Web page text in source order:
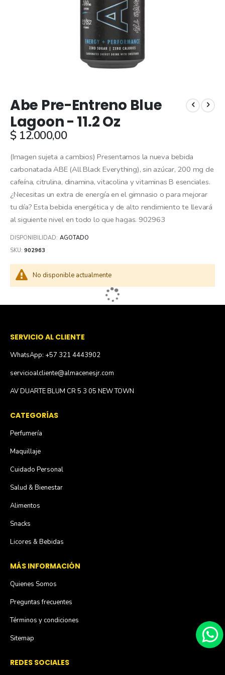
to
the
beginning
of
images
gallery
Abe Pre-Entreno Blue
Lagoon - 11.2 Oz
$ 12.000,00
(Imagen sujeta a cambios) Presentamos la nueva bebida
carbonatada ABE (All Black Everything), sin azúcar, 200 mg de
cafeína, citrulina, dinamina, vitacolina y vitaminas B esenciales.
¿Necesitas un extra de energía en el gimnasio o para mejorar
tu día? Esta bebida energética y de alto rendimiento te llevará
al siguiente nivel en todo lo que hagas. 902963
DISPONIBILIDAD: AGOTADO
SKU 902963
No disponible actualmente
SERVICIO AL CLIENTE
WhatsApp: +57 321 4443902
servicioalcliente@almacenesjr.com
AV DUARTE BLUM CR 5 3 05 NEW TOWN
CATEGORÍAS
Perfumería
Maquillaje
Cuidado Personal
Salud & Bienestar
Alimentos
Snacks
Licores & Bebidas
MÁS INFORMACIÓN
Quienes Somos
Preguntas frecuentes
Términos y condiciones
Sitemap
REDES SOCIALES